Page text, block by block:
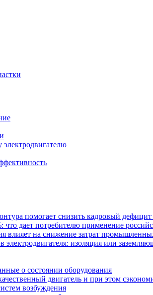
помогает снизить кадровый
что дает потребителю применение
влияет на снижение затрат
электродвигателя: изоляция или
о состоянии оборудования
двигатель и при этом
возбуждения